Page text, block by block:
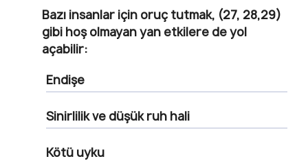
Bazı insanlar için oruç tutmak, (27, 28,29)
gibi hoş olmayan yan etkilere de yol
açabilir:
Endişe
Sinirlilik ve düşük ruh hali
Kötü uyku